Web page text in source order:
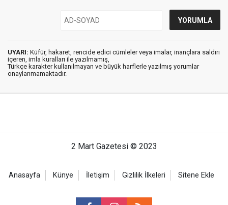
UYARI: Küfür, hakaret, rencide edici cümleler veya imalar, inançlara saldırı
içeren, imla kuralları ile yazılmamış,
Türkçe karakter kullanılmayan ve büyük harflerle yazılmış yorumlar
onaylanmamaktadır.
2 Mart Gazetesi © 2023
Anasayfa Künye İletişim Gizlilik İlkeleri Sitene Ekle